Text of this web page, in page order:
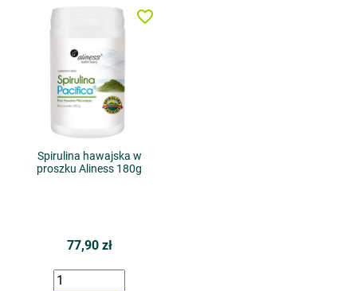
Spirulina hawajska w
proszku Aliness 180g
77,90 zł
favorite_border